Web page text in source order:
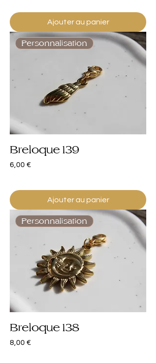
Ajouter au panier
Personnalisation
Breloque 139
Prix
6,00 €
Ajouter au panier
Personnalisation
Breloque 138
Prix
8,00 €